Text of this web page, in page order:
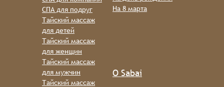
СПА для подруг
Тайский массаж
для детей
Тайский массаж
для женщин
Тайский массаж
для мужчин
Тайский массаж
На 8 марта
О Sabai